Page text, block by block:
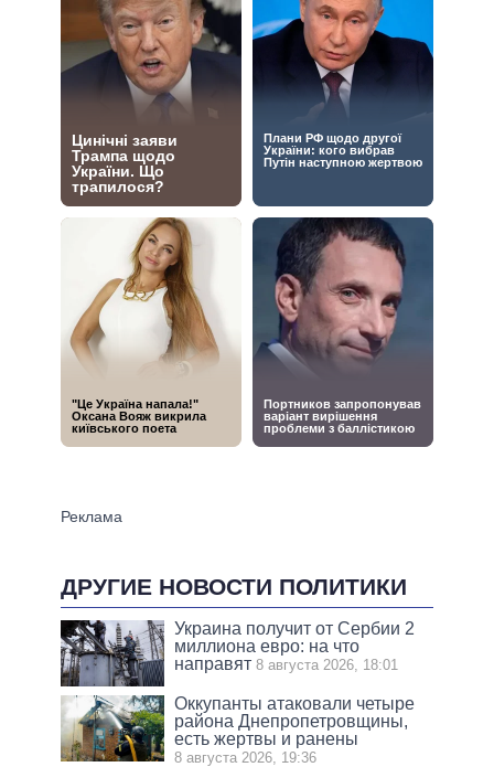
ДРУГИЕ НОВОСТИ ПОЛИТИКИ
Украина получит от Сербии 2
миллиона евро: на что
направят 8 августа 2026, 18:01
Оккупанты атаковали четыре
района Днепропетровщины,
есть жертвы и ранены
8 августа 2026, 19:36